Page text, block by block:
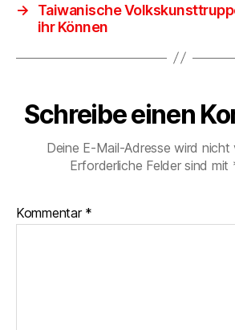
→
Taiwanische
ihr Können
Schreibe einen
Deine E-Mail-Adresse wird
Erforderliche Felder sind mit
Kommentar *